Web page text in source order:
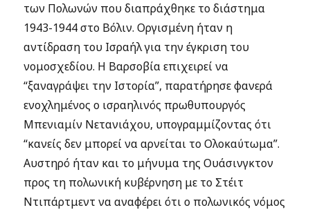
των Πολωνών που διαπράχθηκε το διάστημα
1943-1944 στο Βόλιν. Οργισμένη ήταν η
αντίδραση του Ισραήλ για την έγκριση του
νομοσχεδίου. Η Βαρσοβία επιχειρεί να
“ξαναγράψει την Ιστορία”, παρατήρησε φανερά
ενοχλημένος ο ισραηλινός πρωθυπουργός
Μπενιαμίν Νετανιάχου, υπογραμμίζοντας ότι
“κανείς δεν μπορεί να αρνείται το Ολοκαύτωμα”.
Αυστηρό ήταν και το μήνυμα της Ουάσινγκτον
προς τη πολωνική κυβέρνηση με το Στέιτ
Ντιπάρτμεντ να αναφέρει ότι ο πολωνικός νόμος